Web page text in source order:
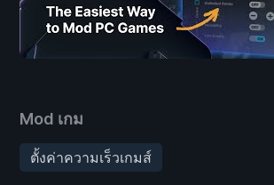
Mod เกม
ตั้งค่าความเร็วเกมส์